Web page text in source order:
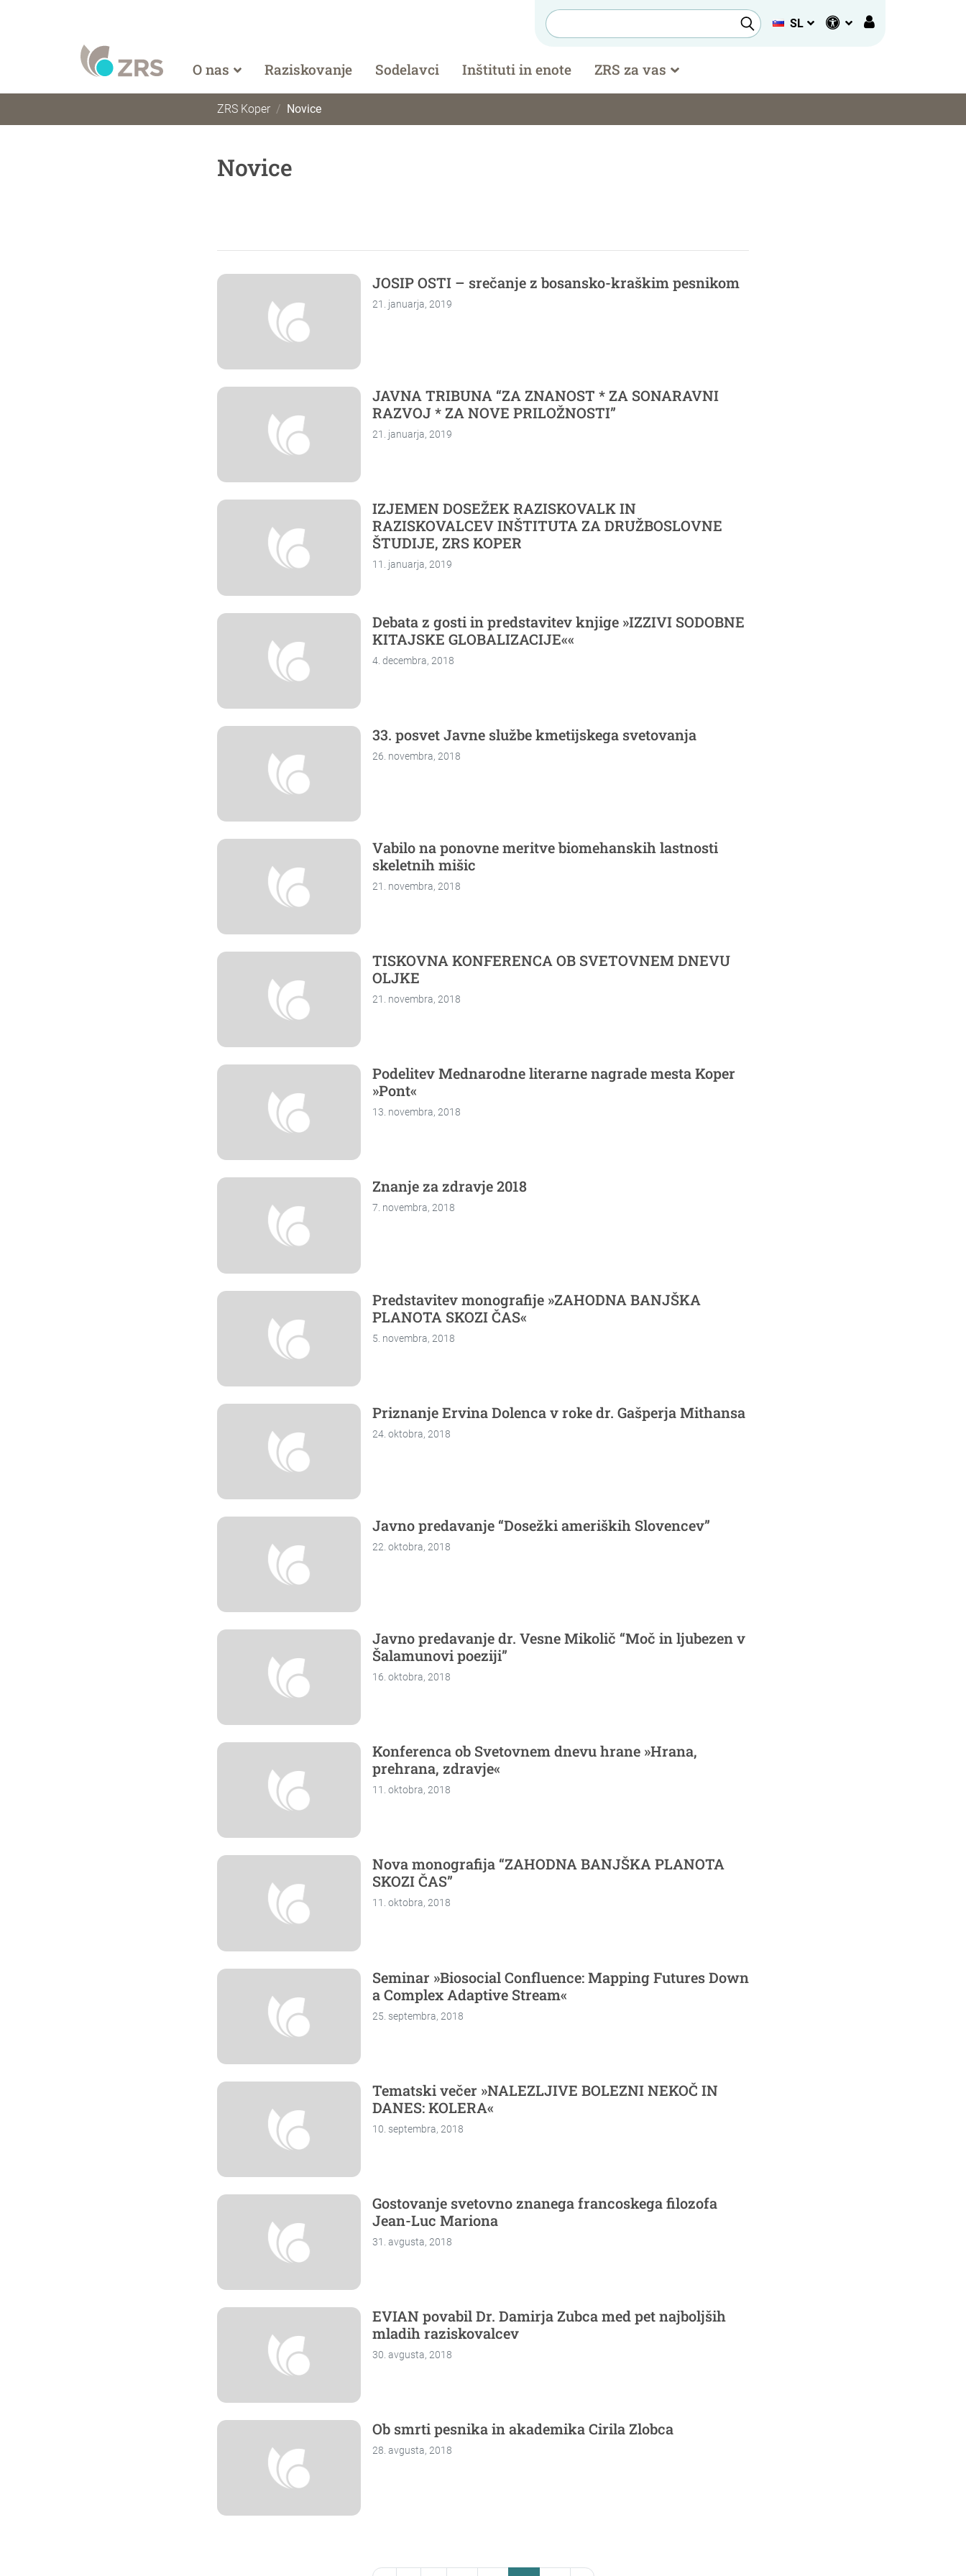
SL
O nas Raziskovanje Sodelavci Inštituti in enote ZRS za vas
ZRS Koper Novice
Novice
JOSIP OSTI – srečanje z bosansko-kraškim pesnikom
21. januarja, 2019
JAVNA TRIBUNA “ZA ZNANOST * ZA SONARAVNI
RAZVOJ * ZA NOVE PRILOŽNOSTI”
21. januarja, 2019
IZJEMEN DOSEŽEK RAZISKOVALK IN
RAZISKOVALCEV INŠTITUTA ZA DRUŽBOSLOVNE
ŠTUDIJE, ZRS KOPER
11. januarja, 2019
Debata z gosti in predstavitev knjige »IZZIVI SODOBNE
KITAJSKE GLOBALIZACIJE««
4. decembra, 2018
33. posvet Javne službe kmetijskega svetovanja
26. novembra, 2018
Vabilo na ponovne meritve biomehanskih lastnosti
skeletnih mišic
21. novembra, 2018
TISKOVNA KONFERENCA OB SVETOVNEM DNEVU
OLJKE
21. novembra, 2018
Podelitev Mednarodne literarne nagrade mesta Koper
»Pont«
13. novembra, 2018
Znanje za zdravje 2018
7. novembra, 2018
Predstavitev monografije »ZAHODNA BANJŠKA
PLANOTA SKOZI ČAS«
5. novembra, 2018
Priznanje Ervina Dolenca v roke dr. Gašperja Mithansa
24. oktobra, 2018
Javno predavanje “Dosežki ameriških Slovencev”
22. oktobra, 2018
Javno predavanje dr. Vesne Mikolič “Moč in ljubezen v
Šalamunovi poeziji”
16. oktobra, 2018
Konferenca ob Svetovnem dnevu hrane »Hrana,
prehrana, zdravje«
11. oktobra, 2018
Nova monografija “ZAHODNA BANJŠKA PLANOTA
SKOZI ČAS”
11. oktobra, 2018
Seminar »Biosocial Confluence: Mapping Futures Down
a Complex Adaptive Stream«
25. septembra, 2018
Tematski večer »NALEZLJIVE BOLEZNI NEKOČ IN
DANES: KOLERA«
10. septembra, 2018
Gostovanje svetovno znanega francoskega filozofa
Jean-Luc Mariona
31. avgusta, 2018
EVIAN povabil Dr. Damirja Zubca med pet najboljših
mladih raziskovalcev
30. avgusta, 2018
Ob smrti pesnika in akademika Cirila Zlobca
28. avgusta, 2018